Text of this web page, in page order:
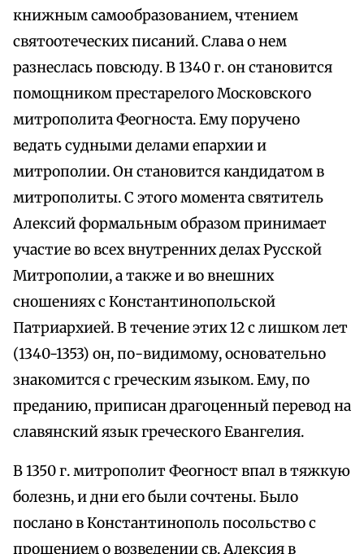
книжным самообразованием, чтением
святоотеческих писаний. Слава о нем
разнеслась повсюду. В 1340 г. он становится
помощником престарелого Московского
митрополита Феогноста. Ему поручено
ведать судными делами епархии и
митрополии. Он становится кандидатом в
митрополиты. С этого момента святитель
Алексий формальным образом принимает
участие во всех внутренних делах Русской
Митрополии, а также и во внешних
сношениях с Константинопольской
Патриархией. В течение этих 12 с лишком лет
(1340-1353) он, по-видимому, основательно
знакомится с греческим языком. Ему, по
преданию, приписан драгоценный перевод на
славянский язык греческого Евангелия.
В 1350 г. митрополит Феогност впал в тяжкую
болезнь, и дни его были сочтены. Было
послано в Константинополь посольство с
прошением о возведении св. Алексия в